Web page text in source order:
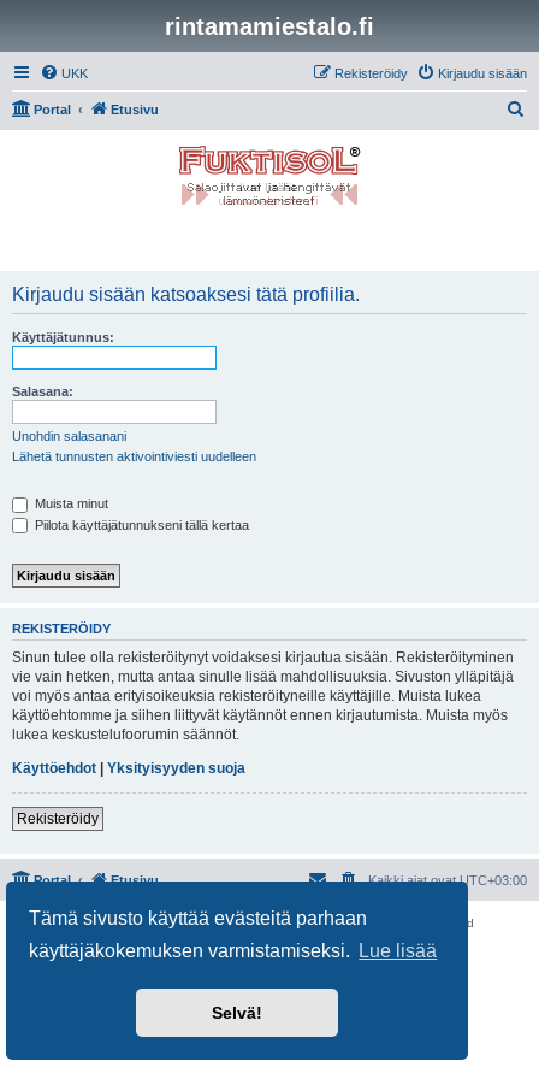
Tämä sivusto käyttää evästeitä parhaan
käyttäjäkokemuksen varmistamiseksi.
Lue lisää
Selvä!
rintamamiestalo.fi
UKK Kirjaudu sisään
Rekisteröidy
Portal Etusivu
Kirjaudu sisään katsoaksesi tätä profiilia.
Käyttäjätunnus:
Salasana:
Unohdin salasanani
Lähetä tunnusten aktivointiviesti uudelleen
Muista minut
Piilota käyttäjätunnukseni tällä kertaa
REKISTERÖIDY
Sinun tulee olla rekisteröitynyt voidaksesi kirjautua sisään. Rekisteröityminen
vie vain hetken, mutta antaa sinulle lisää mahdollisuuksia. Sivuston ylläpitäjä
voi myös antaa erityisoikeuksia rekisteröityneille käyttäjille. Muista lukea
käyttöehtomme ja siihen liittyvät käytännöt ennen kirjautumista. Muista myös
lukea keskustelufoorumin säännöt.
Käyttöehdot | Yksityisyyden suoja
Rekisteröidy
Portal Etusivu Kaikki ajat ovatUTC+03:00
Keskustelufoorumin ohjelmistophpBB® Forum Software © phpBB Limited
Käännös: phpBB Suomi (lurttinen, harritapio, Pettis)